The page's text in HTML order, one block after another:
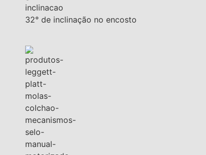
32° de inclinação no encosto